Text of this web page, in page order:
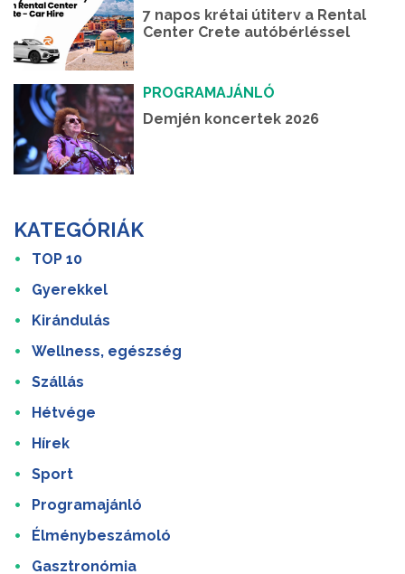
7 napos krétai útiterv a Rental
Center Crete autóbérléssel
PROGRAMAJÁNLÓ
Demjén koncertek 2026
KATEGÓRIÁK
TOP 10
Gyerekkel
Kirándulás
Wellness, egészség
Szállás
Hétvége
Hírek
Sport
Programajánló
Élménybeszámoló
Gasztronómia